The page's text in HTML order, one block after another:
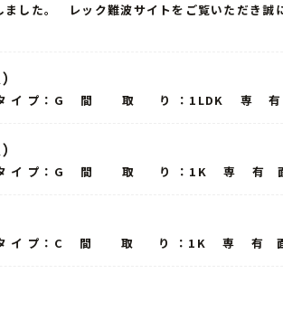
た。 レック難波サイトをご覧いただき誠
タ イ プ：G 間 取 り ：1LDK 専
ム タ イ プ：G 間 取 り ：1K 専 有
ム タ イ プ：C 間 取 り ：1K 専 有